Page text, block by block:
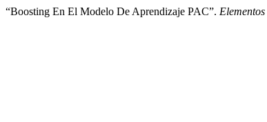
“Boosting En El Modelo De Aprendizaje PAC”. Elementos